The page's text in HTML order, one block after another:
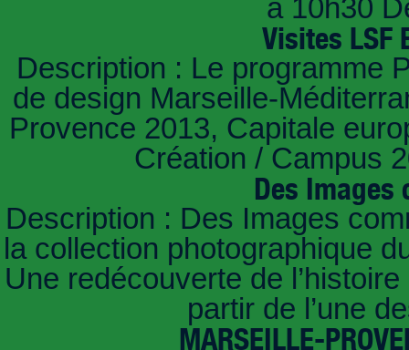
à 10h30
Visites LSF
Description : Le programme
de design Marseille-
Provence 2013, Capitale
Création / Campus
Des Images
Description : Des Images
la collection photographique
Une redécouverte de
partir de l’une
MARSEILLE-